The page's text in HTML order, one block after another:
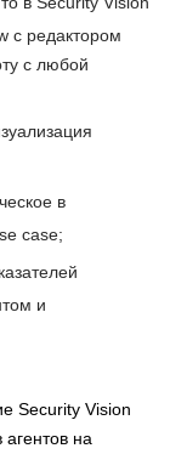
с редактором
с любой
в
case;
и
Security Vision
агентов на